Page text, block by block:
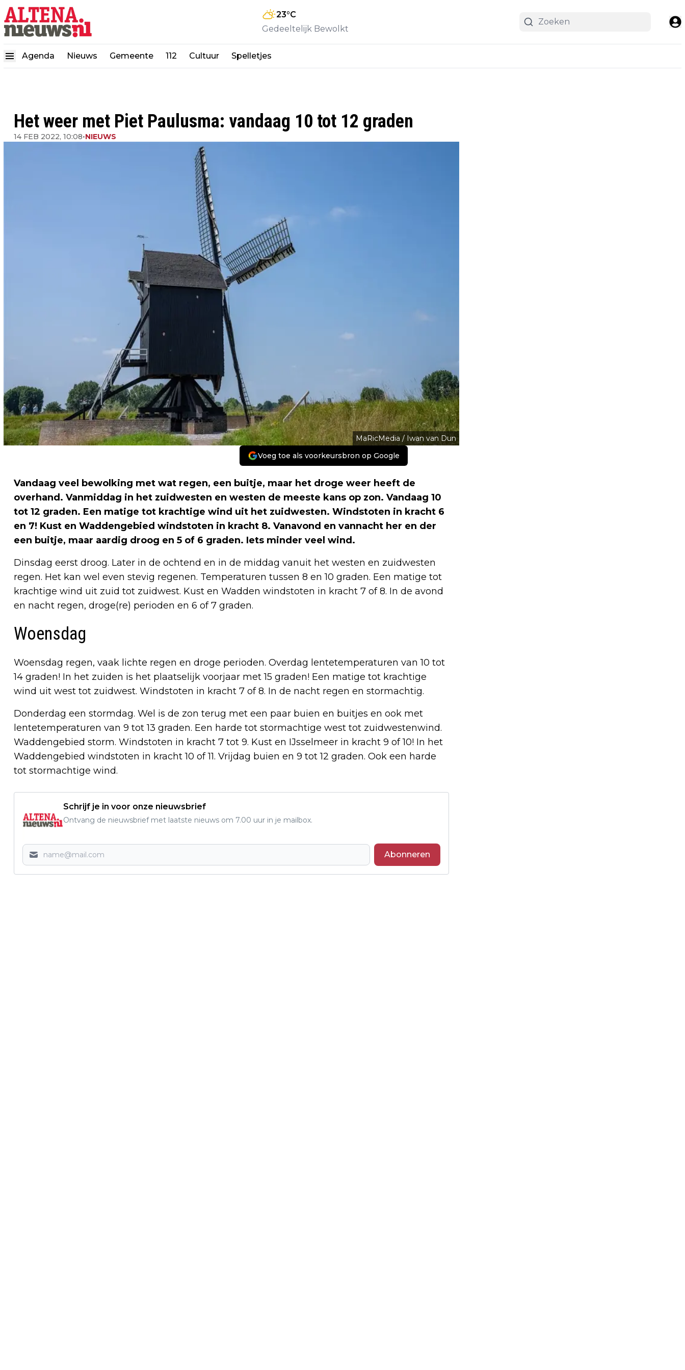
23°C
Gedeeltelijk Bewolkt
Agenda Nieuws Gemeente 112 Cultuur Spelletjes
Het weer met Piet Paulusma: vandaag 10 tot 12 graden
14 FEB 2022, 10:08•NIEUWS
MaRicMedia / Iwan van Dun
Voeg toe als voorkeursbron op Google
Vandaag veel bewolking met wat regen, een buitje, maar het droge weer heeft de
overhand. Vanmiddag in het zuidwesten en westen de meeste kans op zon. Vandaag 10
tot 12 graden. Een matige tot krachtige wind uit het zuidwesten. Windstoten in kracht 6
en 7! Kust en Waddengebied windstoten in kracht 8. Vanavond en vannacht her en der
een buitje, maar aardig droog en 5 of 6 graden. Iets minder veel wind.
Dinsdag eerst droog. Later in de ochtend en in de middag vanuit het westen en zuidwesten
regen. Het kan wel even stevig regenen. Temperaturen tussen 8 en 10 graden. Een matige tot
krachtige wind uit zuid tot zuidwest. Kust en Wadden windstoten in kracht 7 of 8. In de avond
en nacht regen, droge(re) perioden en 6 of 7 graden.
Woensdag
Woensdag regen, vaak lichte regen en droge perioden. Overdag lentetemperaturen van 10 tot
14 graden! In het zuiden is het plaatselijk voorjaar met 15 graden! Een matige tot krachtige
wind uit west tot zuidwest. Windstoten in kracht 7 of 8. In de nacht regen en stormachtig.
Donderdag een stormdag. Wel is de zon terug met een paar buien en buitjes en ook met
lentetemperaturen van 9 tot 13 graden. Een harde tot stormachtige west tot zuidwestenwind.
Waddengebied storm. Windstoten in kracht 7 tot 9. Kust en IJsselmeer in kracht 9 of 10! In het
Waddengebied windstoten in kracht 10 of 11. Vrijdag buien en 9 tot 12 graden. Ook een harde
tot stormachtige wind.
Schrijf je in voor onze nieuwsbrief
Ontvang de nieuwsbrief met laatste nieuws om 7.00 uur in je mailbox.
Abonneren